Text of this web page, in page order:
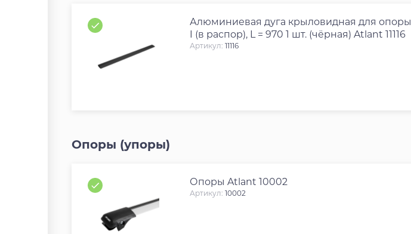
Алюминиевая дуга крыловидная для опоры
I (в распор), L = 970 1 шт. (чёрная) Atlant 11116
Артикул: 11116
Опоры (упоры)
Опоры Atlant 10002
Артикул: 10002